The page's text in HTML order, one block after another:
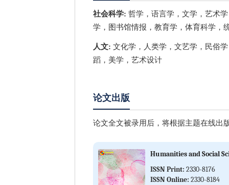
社会科学: 哲学，语言学，文学，艺术
学，图书馆情报，教育学，体育科学，
人文: 文化学，人类学，文艺学，民俗
蹈，美学，艺术设计
论文出版
论文全文被录用后，将根据主题在线出
Humanities and Social
ISSN Print: 2330-8176
ISSN Online: 2330-8184